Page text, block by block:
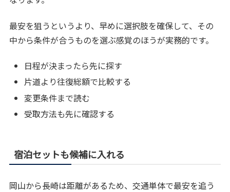
最安を狙うというより、早めに選択肢を確保して、その
中から条件が合うものを選ぶ感覚のほうが実務的です。
日程が決まったら先に探す
片道より往復総額で比較する
変更条件まで読む
受取方法も先に確認する
宿泊セットも候補に入れる
岡山から長崎は距離があるため、交通単体で最安を追う